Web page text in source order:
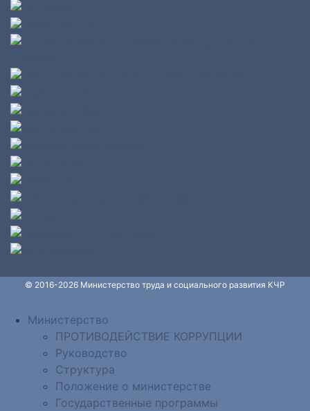
© 2016-2026 Министерство труда и социального развития КЧР
Министерство
ПРОТИВОДЕЙСТВИЕ КОРРУПЦИИ
Руководство
Структура
Положение о министерстве
Государственные программы